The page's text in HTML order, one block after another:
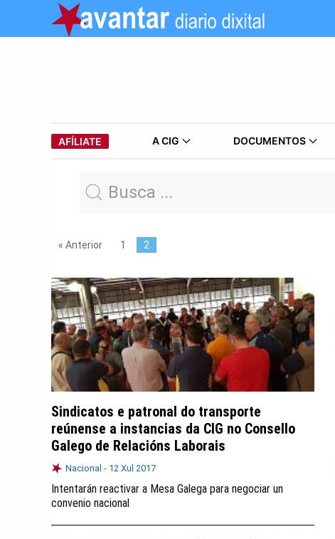
AFÍLIATE A CIG DOCUMENTOS
« Anterior 1 2
Sindicatos e patronal do transporte
reúnense a instancias da CIG no Consello
Galego de Relacións Laborais
Nacional - 12 Xul 2017
Intentarán reactivar a Mesa Galega para negociar un
convenio nacional